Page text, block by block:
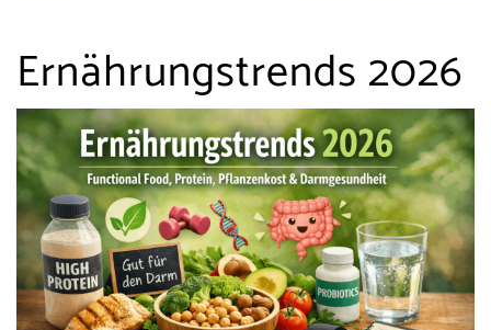
Ernährungstrends 2026